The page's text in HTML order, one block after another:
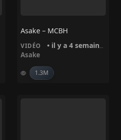
Asake – MCBH
VIDÉO • il y a 4 semaines
Asake
1.3M